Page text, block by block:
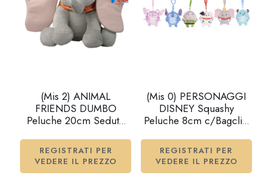
(Mis 2) ANIMAL
FRIENDS DUMBO
Peluche 20cm Seduto
REGISTRATI PER
VEDERE IL PREZZO
(Mis 0) PERSONAGGI
DISNEY Squashy
Peluche 8cm c/Bagclip
REGISTRATI PER
VEDERE IL PREZZO